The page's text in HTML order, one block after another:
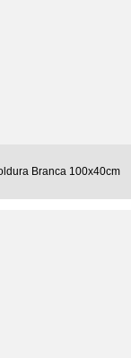
Branca 100x40cm